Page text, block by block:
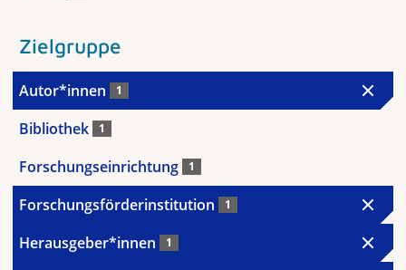
Zielgruppe
Autor*innen 1
Bibliothek 1
Forschungseinrichtung 1
Forschungsförderinstitution 1
Herausgeber*innen 1